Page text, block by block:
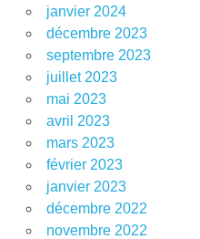
janvier 2024
décembre 2023
septembre 2023
juillet 2023
mai 2023
avril 2023
mars 2023
février 2023
janvier 2023
décembre 2022
novembre 2022